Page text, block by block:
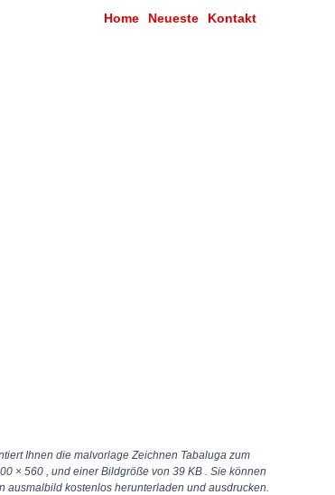
Home Neueste Kontakt
Ihnen die malvorlage Zeichnen Tabaluga zum
× 560 , und einer Bildgröße von 39 KB . Sie können
ausmalbild kostenlos herunterladen und ausdrucken.